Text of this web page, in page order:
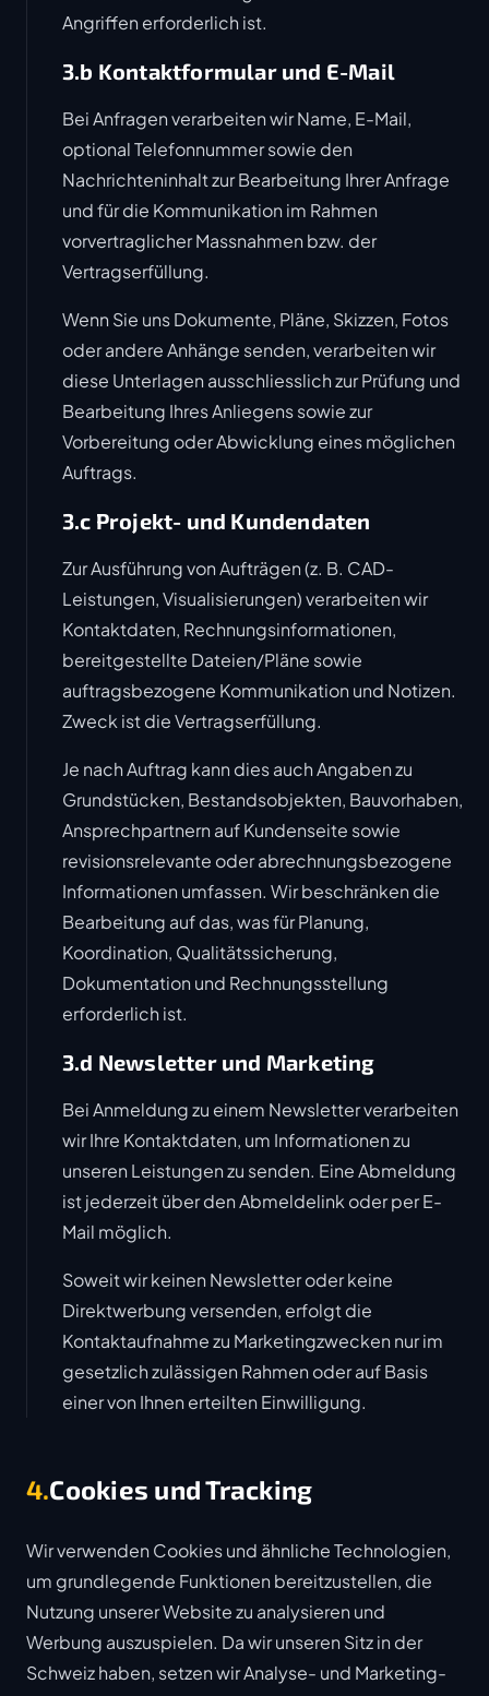
Angriffen erforderlich ist.
3.b Kontaktformular und E-Mail
Bei Anfragen verarbeiten wir Name, E-Mail,
optional Telefonnummer sowie den
Nachrichteninhalt zur Bearbeitung Ihrer Anfrage
und für die Kommunikation im Rahmen
vorvertraglicher Massnahmen bzw. der
Vertragserfüllung.
Wenn Sie uns Dokumente, Pläne, Skizzen, Fotos
oder andere Anhänge senden, verarbeiten wir
diese Unterlagen ausschliesslich zur Prüfung und
Bearbeitung Ihres Anliegens sowie zur
Vorbereitung oder Abwicklung eines möglichen
Auftrags.
3.c Projekt- und Kundendaten
Zur Ausführung von Aufträgen (z. B. CAD-
Leistungen, Visualisierungen) verarbeiten wir
Kontaktdaten, Rechnungsinformationen,
bereitgestellte Dateien/Pläne sowie
auftragsbezogene Kommunikation und Notizen.
Zweck ist die Vertragserfüllung.
Je nach Auftrag kann dies auch Angaben zu
Grundstücken, Bestandsobjekten, Bauvorhaben,
Ansprechpartnern auf Kundenseite sowie
revisionsrelevante oder abrechnungsbezogene
Informationen umfassen. Wir beschränken die
Bearbeitung auf das, was für Planung,
Koordination, Qualitätssicherung,
Dokumentation und Rechnungsstellung
erforderlich ist.
3.d Newsletter und Marketing
Bei Anmeldung zu einem Newsletter verarbeiten
wir Ihre Kontaktdaten, um Informationen zu
unseren Leistungen zu senden. Eine Abmeldung
ist jederzeit über den Abmeldelink oder per E-
Mail möglich.
Soweit wir keinen Newsletter oder keine
Direktwerbung versenden, erfolgt die
Kontaktaufnahme zu Marketingzwecken nur im
gesetzlich zulässigen Rahmen oder auf Basis
einer von Ihnen erteilten Einwilligung.
4.Cookies und Tracking
Wir verwenden Cookies und ähnliche Technologien,
um grundlegende Funktionen bereitzustellen, die
Nutzung unserer Website zu analysieren und
Werbung auszuspielen. Da wir unseren Sitz in der
Schweiz haben, setzen wir Analyse- und Marketing-